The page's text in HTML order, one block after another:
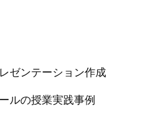
ゼンテーション作成
ルの授業実践事例